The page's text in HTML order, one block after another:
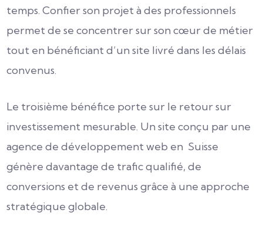
temps. Confier son projet à des professionnels
permet de se concentrer sur son cœur de métier
tout en bénéficiant d’un site livré dans les délais
convenus.
Le troisième bénéfice porte sur le retour sur
investissement mesurable. Un site conçu par une
agence de développement web en Suisse
génère davantage de trafic qualifié, de
conversions et de revenus grâce à une approche
stratégique globale.